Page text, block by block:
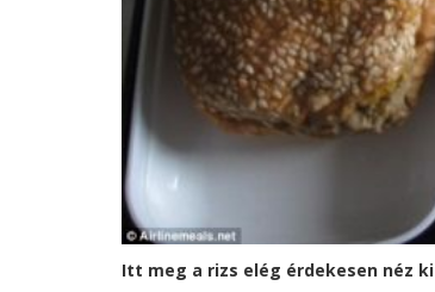
Itt meg a rizs elég érdekesen néz ki